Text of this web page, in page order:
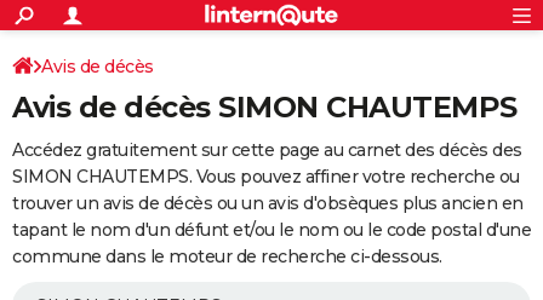
ACTUALITÉS
Politique
Société
Faits Divers
Education
Monde
Villes
+
SPORT
Coupe du monde 2026
Football
Tennis
Cyclisme
Rugby
Forum
Programme TV
TNT
Streaming
Cinéma
Sorties cinéma
Musique
+
FINANCE
Retraite
Epargne
Immobilier
Risques naturels par ville
Assurance
AUTO
Essais
Réserver un essai
Citadines
Berlines
SUV
Forum auto
+
Avis de décès
Avis de décès SIMON CHAUTEMPS
Accédez gratuitement sur cette page au carnet des décès des
SIMON CHAUTEMPS. Vous pouvez affiner votre recherche ou
trouver un avis de décès ou un avis d'obsèques plus ancien en
tapant le nom d'un défunt et/ou le nom ou le code postal d'une
commune dans le moteur de recherche ci-dessous.